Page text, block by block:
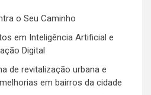
o Seu Caminho
em Inteligência Artificial e
Digital
de revitalização urbana e
em bairros da cidade